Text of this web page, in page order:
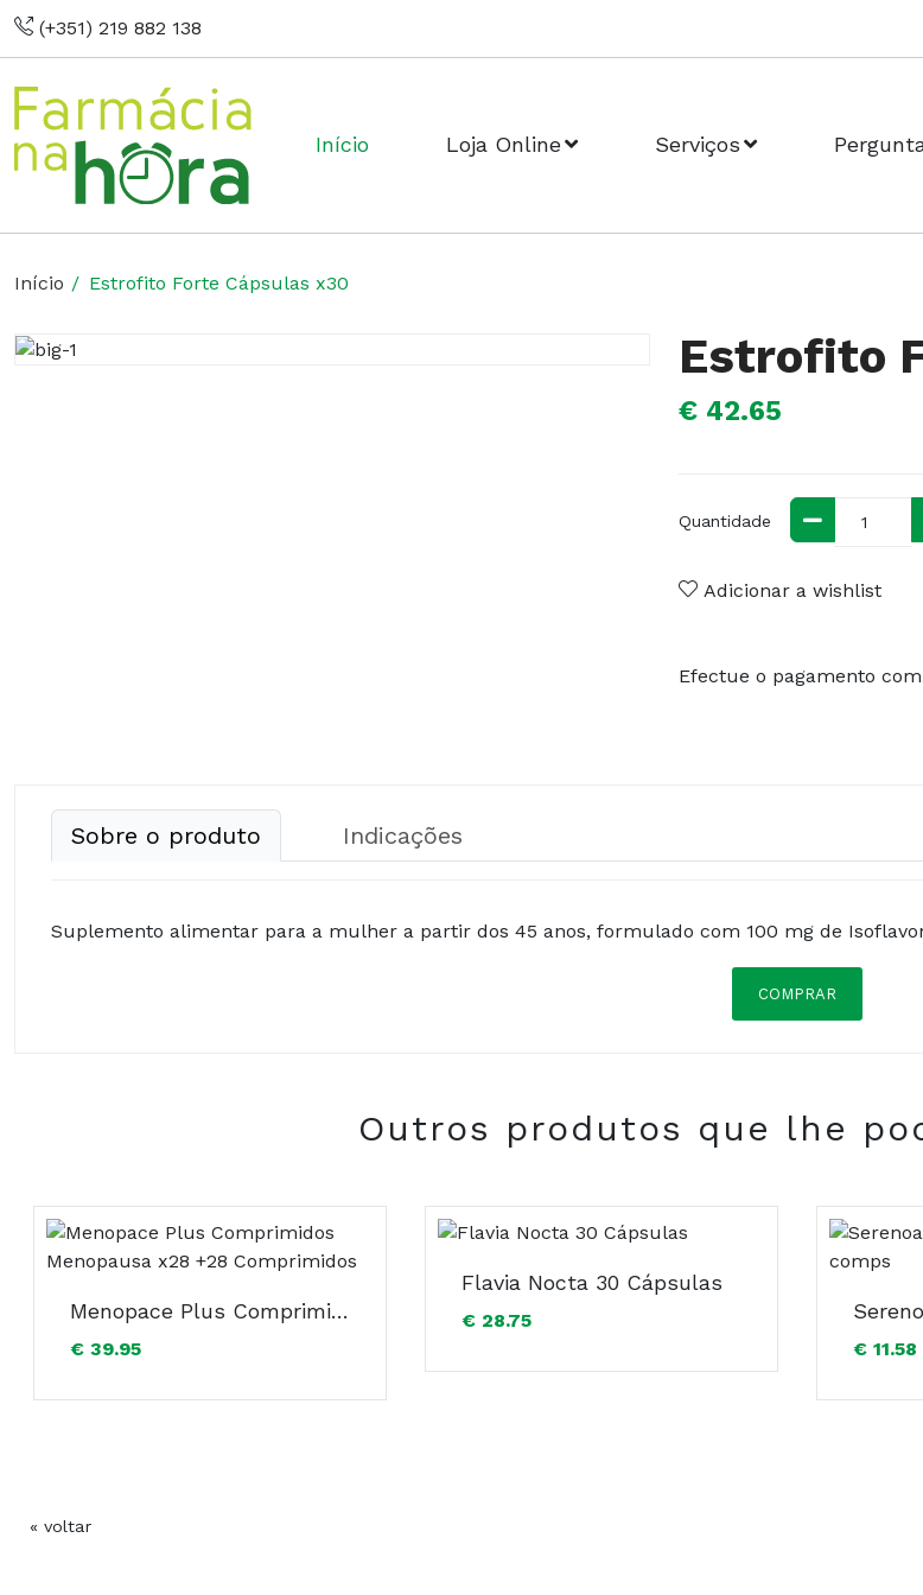
(+351) 219 882 138
Início Loja Online Serviços
Início Estrofito Forte Cápsulas x30
Estrofito
€ 42.65
Quantidade
Adicionar a wishlist
Efectue o pagamento
Sobre o produto Indicações
Suplemento alimentar para a mulher a partir dos 45 anos, formulado com 100 mg de
COMPRAR
Outros produtos que lhe
Menopace Plus Comprimidos Menopausa x28 +28 Comprimidos
€ 39.95
Flavia Nocta 30 Cápsulas
€ 28.75
€ 11.58
« voltar